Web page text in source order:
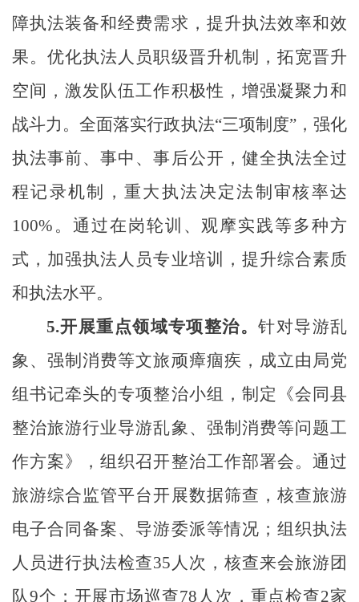
障执法装备和经费需求，提升执法效率和效
果。优化执法人员职级晋升机制，拓宽晋升
空间，激发队伍工作积极性，增强凝聚力和
战斗力。全面落实行政执法“三项制度”，强化
执法事前、事中、事后公开，健全执法全过
程记录机制，重大执法决定法制审核率达
100%。通过在岗轮训、观摩实践等多种方
式，加强执法人员专业培训，提升综合素质
和执法水平。
5.开展重点领域专项整治。针对导游乱
象、强制消费等文旅顽瘴痼疾，成立由局党
组书记牵头的专项整治小组，制定《会同县
整治旅游行业导游乱象、强制消费等问题工
作方案》，组织召开整治工作部署会。通过
旅游综合监管平台开展数据筛查，核查旅游
电子合同备案、导游委派等情况；组织执法
人员进行执法检查35人次，核查来会旅游团
队9个；开展市场巡查78人次，重点检查2家